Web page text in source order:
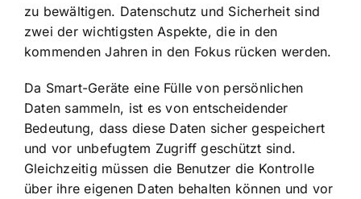
zu bewältigen. Datenschutz und Sicherheit sind
zwei der wichtigsten Aspekte, die in den
kommenden Jahren in den Fokus rücken werden.
Da Smart-Geräte eine Fülle von persönlichen
Daten sammeln, ist es von entscheidender
Bedeutung, dass diese Daten sicher gespeichert
und vor unbefugtem Zugriff geschützt sind.
Gleichzeitig müssen die Benutzer die Kontrolle
über ihre eigenen Daten behalten können und vor